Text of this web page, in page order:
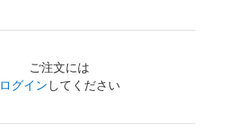
ご注文には
ログイン してください